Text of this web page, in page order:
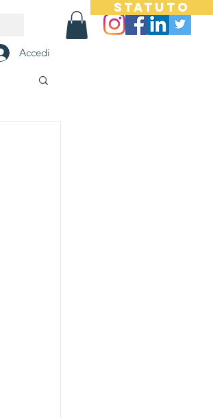
STATUTO
Accedi